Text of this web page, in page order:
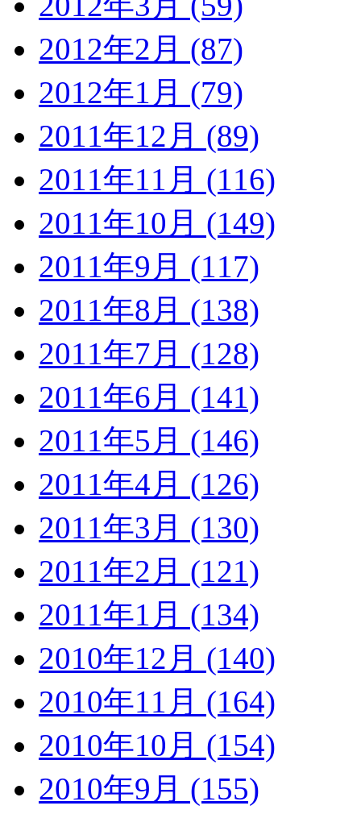
2012年2月 (87)
2012年1月 (79)
2011年12月 (89)
2011年11月 (116)
2011年10月 (149)
2011年9月 (117)
2011年8月 (138)
2011年7月 (128)
2011年6月 (141)
2011年5月 (146)
2011年4月 (126)
2011年3月 (130)
2011年2月 (121)
2011年1月 (134)
2010年12月 (140)
2010年11月 (164)
2010年10月 (154)
2010年9月 (155)